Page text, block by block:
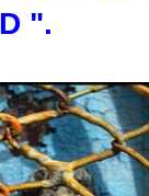
".